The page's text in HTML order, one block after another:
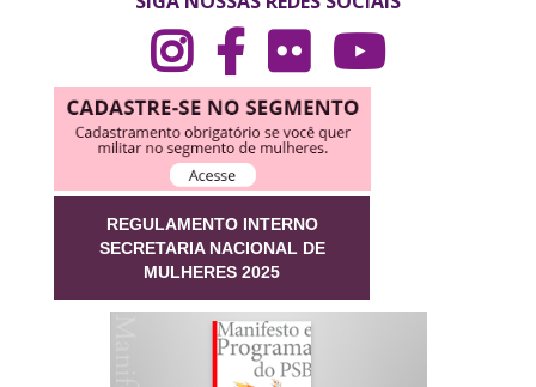
REGULAMENTO INTERNO
SECRETARIA NACIONAL DE
MULHERES 2025